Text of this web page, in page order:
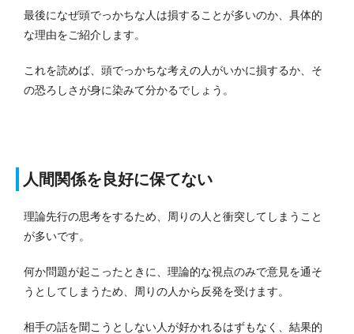
最後になぜ頭でっかちな人は損することが多いのか、具体的
な理由をご紹介します。
これを読めば、頭でっかちな考えの人がいかに損するか、そ
の恐ろしさが身に染みて分かるでしょう。
人間関係を良好に保てない
理論先行の思考をするため、周りの人と衝突してしまうこと
が多いです。
何か問題が起こったときに、理論的な視点のみで意見を通そ
うとしてしまうため、周りの人から反発を受けます。
相手の話を聞こうとしない人が好かれるはずもなく、結果的